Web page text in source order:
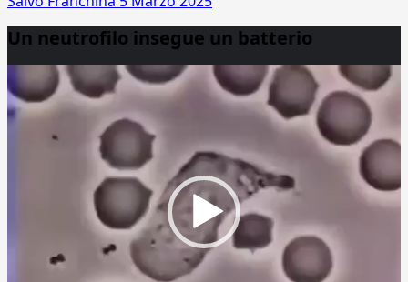
Un neutrofilo insegue un batterio
Player